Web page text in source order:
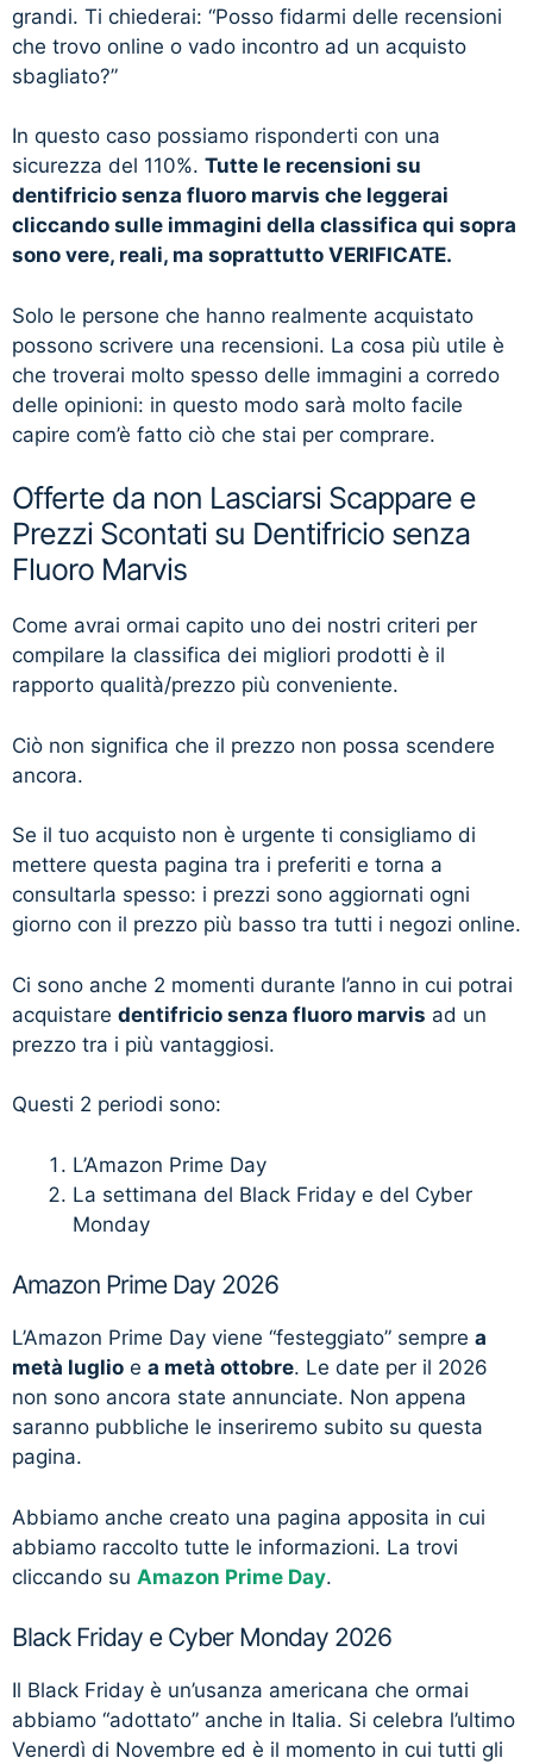
grandi. Ti chiederai: “Posso fidarmi delle recensioni
che trovo online o vado incontro ad un acquisto
sbagliato?”
In questo caso possiamo risponderti con una
sicurezza del 110%. Tutte le recensioni su
dentifricio senza fluoro marvis che leggerai
cliccando sulle immagini della classifica qui sopra
sono vere, reali, ma soprattutto VERIFICATE.
Solo le persone che hanno realmente acquistato
possono scrivere una recensioni. La cosa più utile è
che troverai molto spesso delle immagini a corredo
delle opinioni: in questo modo sarà molto facile
capire com’è fatto ciò che stai per comprare.
Offerte da non Lasciarsi Scappare e
Prezzi Scontati su Dentifricio senza
Fluoro Marvis
Come avrai ormai capito uno dei nostri criteri per
compilare la classifica dei migliori prodotti è il
rapporto qualità/prezzo più conveniente.
Ciò non significa che il prezzo non possa scendere
ancora.
Se il tuo acquisto non è urgente ti consigliamo di
mettere questa pagina tra i preferiti e torna a
consultarla spesso: i prezzi sono aggiornati ogni
giorno con il prezzo più basso tra tutti i negozi online.
Ci sono anche 2 momenti durante l’anno in cui potrai
acquistare dentifricio senza fluoro marvis ad un
prezzo tra i più vantaggiosi.
Questi 2 periodi sono:
L’Amazon Prime Day
La settimana del Black Friday e del Cyber
Monday
Amazon Prime Day 2026
L’Amazon Prime Day viene “festeggiato” sempre a
metà luglio e a metà ottobre. Le date per il 2026
non sono ancora state annunciate. Non appena
saranno pubbliche le inseriremo subito su questa
pagina.
Abbiamo anche creato una pagina apposita in cui
abbiamo raccolto tutte le informazioni. La trovi
cliccando su Amazon Prime Day.
Black Friday e Cyber Monday 2026
Il Black Friday è un’usanza americana che ormai
abbiamo “adottato” anche in Italia. Si celebra l’ultimo
Venerdì di Novembre ed è il momento in cui tutti gli